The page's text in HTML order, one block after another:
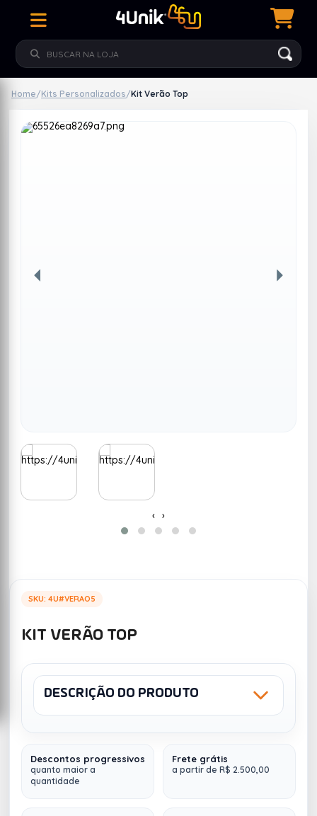
Home/Kits Personalizados/Kit Verão Top
‹ ›
SKU: 4U#VERAO5
KIT VERÃO TOP
DESCRIÇÃO DO PRODUTO
Kit Verão Top Personalizado 4Unik
Descontos progressivos
quanto maior a
quantidade
Frete grátis
a partir de R$ 2.500,00